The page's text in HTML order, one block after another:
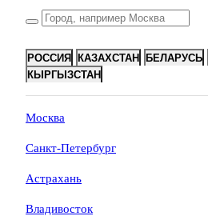
РОССИЯ КАЗАХСТАН БЕЛАРУСЬ
КЫРГЫЗСТАН
Москва
Санкт-Петербург
Астрахань
Владивосток